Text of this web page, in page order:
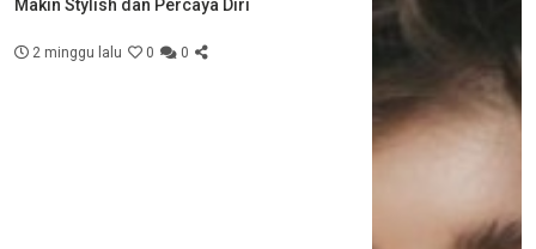
Makin Stylish dan Percaya Diri
2 minggu lalu 0 0